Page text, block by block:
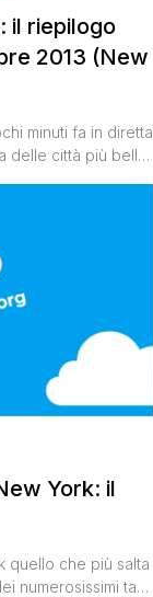
il riepilogo
2013 (New
minuti fa in diretta
delle città più belle
se non siete riusciti
qui per voi il
York: il
quello che più salta
numerosissimi taxi